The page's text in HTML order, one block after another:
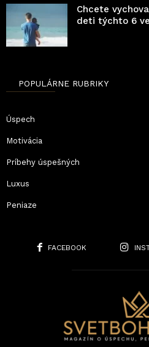
Chcete
deti týchto 6
POPULÁRNE RUBRIKY
Úspech
Motivácia
Príbehy úspešných
Luxus
Peniaze
FACEBOOK